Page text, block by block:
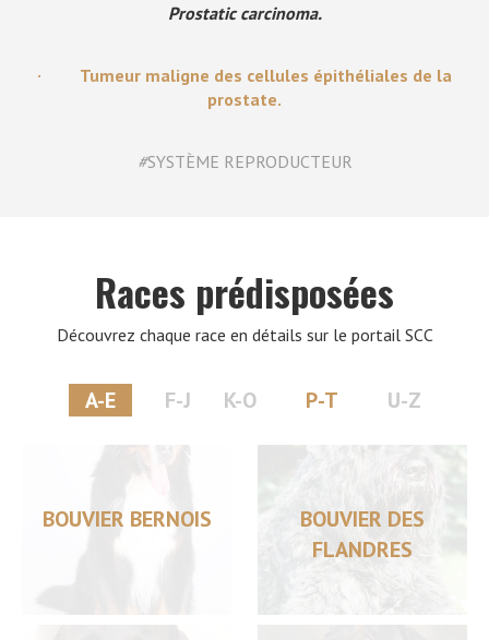
Prostatic carcinoma.
· Tumeur maligne des cellules épithéliales de la
prostate.
#SYSTÈME REPRODUCTEUR
Races prédisposées
Découvrez chaque race en détails sur le portail SCC
A-E F-J K-O P-T U-Z
BOUVIER BERNOIS
BOUVIER DES
FLANDRES